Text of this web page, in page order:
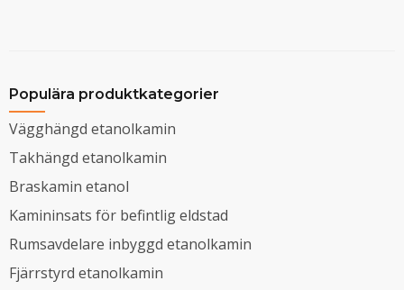
Populära produktkategorier
Vägghängd etanolkamin
Takhängd etanolkamin
Braskamin etanol
Kamininsats för befintlig eldstad
Rumsavdelare inbyggd etanolkamin
Fjärrstyrd etanolkamin